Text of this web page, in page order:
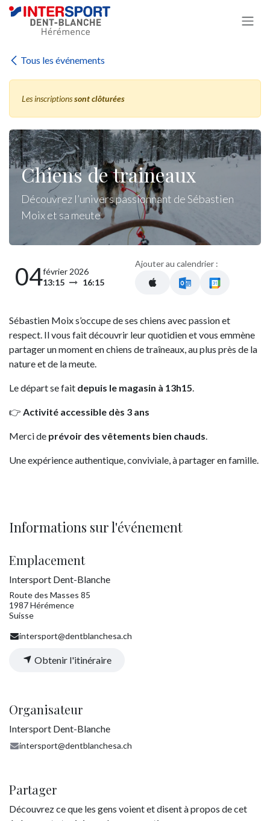
Se rendre au contenu
Tous les événements
Les inscriptionssont clôturées
Chiens de traineaux
Découvrez l’univers passionnant de Sébastien
Moix et sa meute
04février 2026
13:15
16:15
Ajouter au calendrier :
Sébastien Moix s’occupe de ses chiens avec passion et
respect. Il vous fait découvrir leur quotidien et vous emmène
partager un moment en chiens de traîneaux, au plus près de la
nature et de la meute.
Le départ se fait depuis le magasin à 13h15.
👉 Activité accessible dès 3 ans
Merci de prévoir des vêtements bien chauds.
Une expérience authentique, conviviale, à partager en famille.
Informations sur l'événement
Emplacement
Intersport Dent-Blanche
Route des Masses 85
1987 Hérémence
Suisse
intersport@dentblanchesa.ch
Obtenir l'itinéraire
Organisateur
Intersport Dent-Blanche
intersport@dentblanchesa.ch
Partager
Découvrez ce que les gens voient et disent à propos de cet